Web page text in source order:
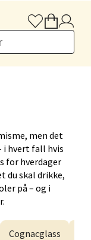
men det
i hvert fall hvis
for hverdager
du skal drikke,
på – og i
Cognacglass